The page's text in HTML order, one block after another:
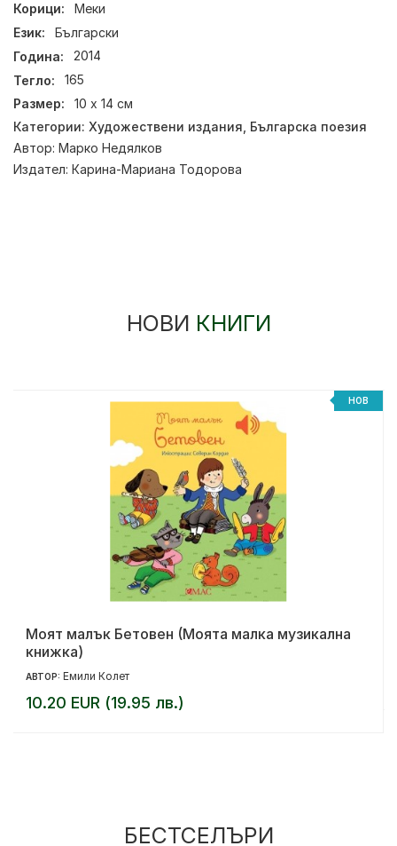
Корици:
Меки
Език:
Български
Година:
2014
Тегло:
165
Размер:
10 х 14 см
Категории: Художествени издания Българска поезия
Автор: Марко Недялков
Издател: Карина-Мариана Тодорова
НОВИ КНИГИ
НОВ
Моят малък Бетовен (Моята малка музикална
книжка)
АВТОР: Емили Колет
10.20 EUR (19.95 лв.)
БЕСТСЕЛЪРИ